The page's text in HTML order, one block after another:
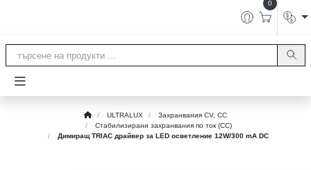
0
ULTRALUX
Захранвания CV, CC
Стабилизирани захранвания по ток (CC)
Димиращ TRIAC драйвер за LED осветление 12W/300 mA DC